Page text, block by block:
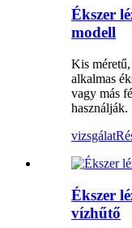
Ékszer
modell
Kis
alkalmas
vagy más
használják.
vizsgálat
Ékszer
vízhűtő